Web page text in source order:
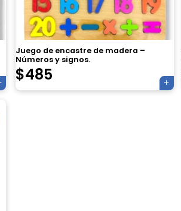
Juego de encastre de madera –
Números y signos.
$485